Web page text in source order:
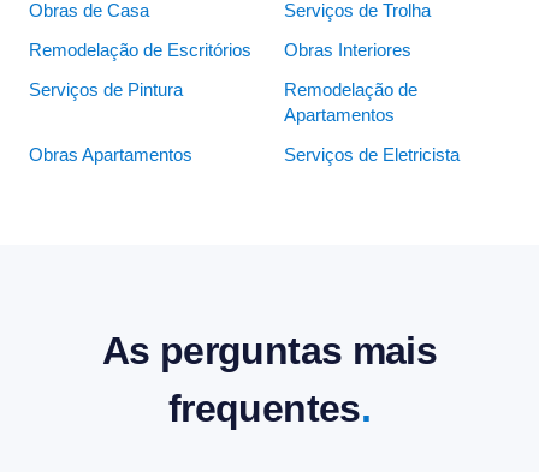
Obras de Casa Serviços de Trolha
Remodelação de Escritórios Obras Interiores
Serviços de Pintura
Remodelação de
Apartamentos
Obras Apartamentos Serviços de Eletricista
As perguntas mais
frequentes.